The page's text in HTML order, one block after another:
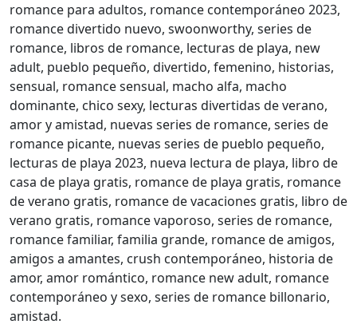
romance para adultos, romance contemporáneo 2023,
romance divertido nuevo, swoonworthy, series de
romance, libros de romance, lecturas de playa, new
adult, pueblo pequeño, divertido, femenino, historias,
sensual, romance sensual, macho alfa, macho
dominante, chico sexy, lecturas divertidas de verano,
amor y amistad, nuevas series de romance, series de
romance picante, nuevas series de pueblo pequeño,
lecturas de playa 2023, nueva lectura de playa, libro de
casa de playa gratis, romance de playa gratis, romance
de verano gratis, romance de vacaciones gratis, libro de
verano gratis, romance vaporoso, series de romance,
romance familiar, familia grande, romance de amigos,
amigos a amantes, crush contemporáneo, historia de
amor, amor romántico, romance new adult, romance
contemporáneo y sexo, series de romance billonario,
amistad.